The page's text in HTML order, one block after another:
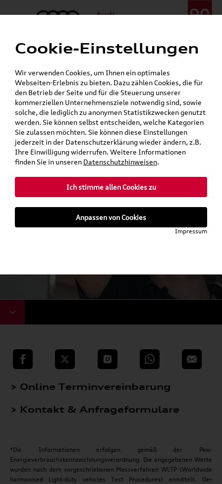
Menü
24h-Pannenhilfe:+49 (0)171 / 870 72 87
Gerade geöffnet
Verkauf:
Mo. - Fr. 08:00 - 19:00 Uhr Sa. 09:00 - 13:00 Uhr
Service:Mo. - Fr. 06:00 - 20:00 Uhr Sa. 08:00 - 13:00 Uhr
teilen Twitter Instagram WhatsApp E-Mail
> Online Terminvereinbarung
> Kontakt & Anfrageformulare
*Die Informationen erfolgen gemäß der Pkw-
Energieverbrauchskennzeichnungsverordnung. Die angegebenen Werte
wurden nach dem vorgeschriebenen Messverfahren WLTP (Worldwide
harmonised Light-duty vehicles Test Procedures) ermittelt. Der
Cookie-Einstellungen
Wir verwenden Cookies, um Ihnen ein optimales
Webseiten-Erlebnis zu bieten. Dazu zählen Cookies, die für
den Betrieb der Seite und für die Steuerung unserer
kommerziellen Unternehmensziele notwendig sind, sowie
solche, die lediglich zu anonymen Statistikzwecken genutzt
werden. Sie können selbst entscheiden, welche Kategorien
Sie zulassen möchten. Sie können diese Einstellungen
jederzeit in der Datenschutzerklärung wieder ändern, z.B.
Ihre Einwilligung widerrufen. Weitere Informationen
finden Sie in unseren Datenschutzhinweisen.
Ich stimme allen Cookies zu
Anpassen von Cookies
Impressum